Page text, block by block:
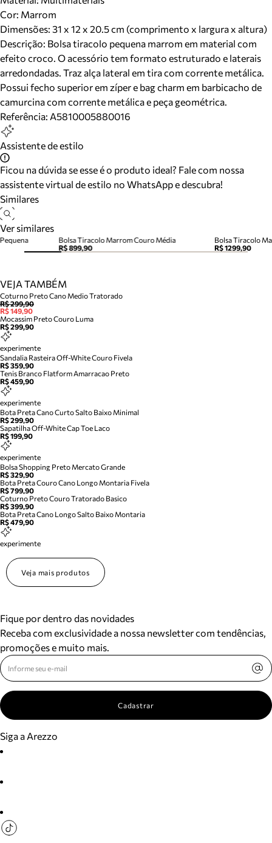
Cor: Marrom
Dimensões: 31 x 12 x 20.5 cm (comprimento x largura x altura)
Descrição: Bolsa tiracolo pequena marrom em material com
efeito croco. O acessório tem formato estruturado e laterais
arredondadas. Traz alça lateral em tira com corrente metálica.
Possui fecho superior em zíper e bag charm em barbicacho de
camurcina com corrente metálica e peça geométrica.
Referência: A5810005880016
Assistente de estilo
Ficou na dúvida se esse é o produto ideal? Fale com nossa
assistente virtual de estilo no WhatsApp e descubra!
Similares
Ver similares
Bolsa Tiracolo Marrom Couro Média
R$ 899,90
R$ 1299,90
VEJA TAMBÉM
Coturno Preto Cano Medio Tratorado
R$ 299,90
R$ 149,90
Mocassim Preto Couro Luma
R$ 299,90
experimente
Sandalia Rasteira Off-White Couro Fivela
R$ 359,90
Tenis Branco Flatform Amarracao Preto
R$ 459,90
experimente
Bota Preta Cano Curto Salto Baixo Minimal
R$ 299,90
Sapatilha Off-White Cap Toe Laco
R$ 199,90
experimente
Bolsa Shopping Preto Mercato Grande
R$ 329,90
Bota Preta Couro Cano Longo Montaria Fivela
R$ 799,90
Coturno Preto Couro Tratorado Basico
R$ 399,90
Bota Preta Cano Longo Salto Baixo Montaria
R$ 479,90
experimente
Veja mais produtos
Fique por dentro das novidades
Receba com exclusividade a nossa newsletter com tendências,
promoções e muito mais.
Cadastrar
Siga a Arezzo